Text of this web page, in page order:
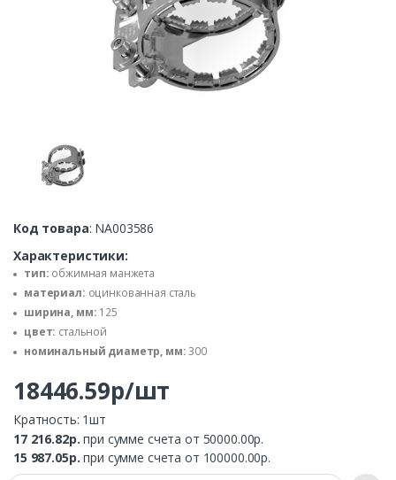
Код товара: NA003586
Характеристики:
тип: обжимная манжета
материал: оцинкованная сталь
ширина, мм: 125
цвет: стальной
номинальный диаметр, мм:300
18446.59р/шт
Кратность: 1шт
17 216.82р.при сумме счета от 50000.00р.
15 987.05р.при сумме счета от 100000.00р.